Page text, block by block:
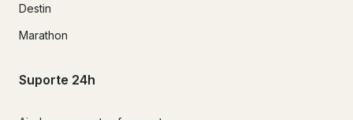
Destin
Marathon
Suporte 24h